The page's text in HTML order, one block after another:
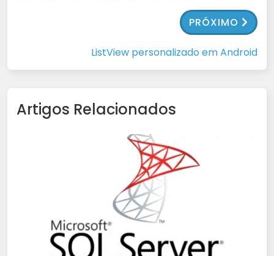
PRÓXIMO
ListView personalizado em Android
Artigos Relacionados